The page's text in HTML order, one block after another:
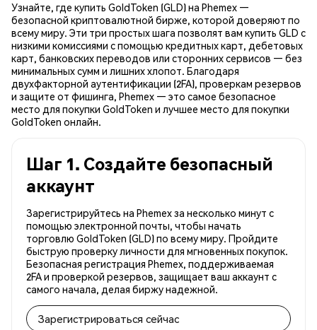
Узнайте, где купить GoldToken (GLD) на Phemex —
безопасной криптовалютной бирже, которой доверяют по
всему миру. Эти три простых шага позволят вам купить GLD с
низкими комиссиями с помощью кредитных карт, дебетовых
карт, банковских переводов или сторонних сервисов — без
минимальных сумм и лишних хлопот. Благодаря
двухфакторной аутентификации (2FA), проверкам резервов
и защите от фишинга, Phemex — это самое безопасное
место для покупки GoldToken и лучшее место для покупки
GoldToken онлайн.
Шаг 1. Создайте безопасный
аккаунт
Зарегистрируйтесь на Phemex за несколько минут с
помощью электронной почты, чтобы начать
торговлю GoldToken (GLD) по всему миру. Пройдите
быструю проверку личности для мгновенных покупок.
Безопасная регистрация Phemex, поддерживаемая
2FA и проверкой резервов, защищает ваш аккаунт с
самого начала, делая биржу надежной.
Зарегистрироваться сейчас